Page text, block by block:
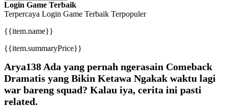
Login Game Terbaik
Terpercaya Login Game Terbaik Terpopuler
{{item.name}}
{{item.summaryPrice}}
Arya138 Ada yang pernah ngerasain Comeback
Dramatis yang Bikin Ketawa Ngakak waktu lagi
war bareng squad? Kalau iya, cerita ini pasti
related.